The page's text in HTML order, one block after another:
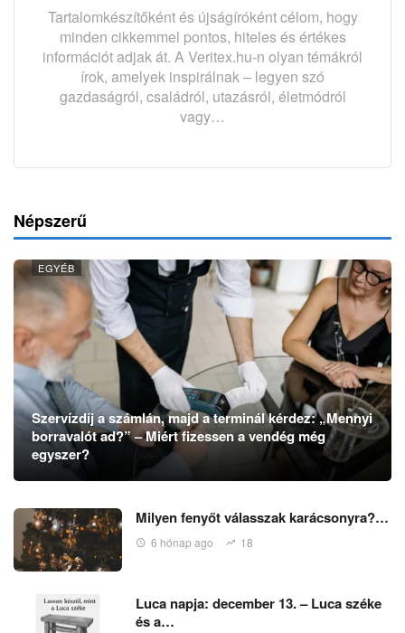
Tartalomkészítőként és újságíróként célom, hogy
minden cikkemmel pontos, hiteles és értékes
információt adjak át. A Veritex.hu-n olyan témákról
írok, amelyek inspirálnak – legyen szó
gazdaságról, családról, utazásról, életmódról
vagy…
Népszerű
EGYÉB
Szervízdíj a számlán, majd a terminál kérdez: „Mennyi
borravalót ad?” – Miért fizessen a vendég még
egyszer?
Milyen fenyőt válasszak karácsonyra?…
6 hónap ago 18
Luca napja: december 13. – Luca széke
és a…